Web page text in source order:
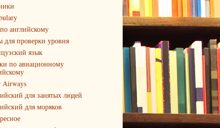
английскому
для проверки уровня
язык
по авиационному
Airways
для занятых людей
для моряков